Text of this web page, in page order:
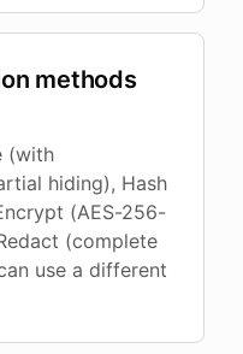
methods
(with
hiding), Hash
(AES-256-
(complete
use a different